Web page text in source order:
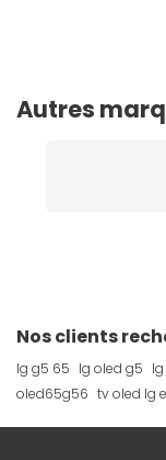
Autres
Nos clients
lg g5 65 lg oled g5
oled65g56 tv oled lg